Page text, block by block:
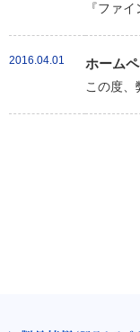
『ファ
2016.04.01 ホーム
この度